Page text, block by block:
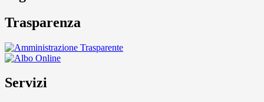
Trasparenza
Servizi